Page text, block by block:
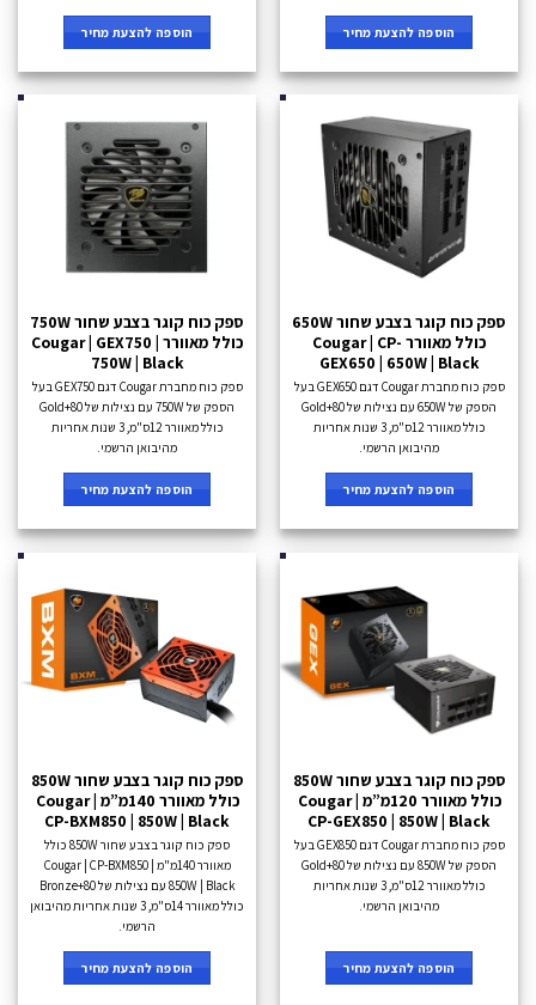
הוספה להצעת מחיר הוספה להצעת מחיר
ספק כוח קוגר בצבע שחור 650W
כולל מאוורר Cougar | CP-
GEX650 | 650W | Black
ספק כוח מחברת Cougar דגם GEX650 בעל
הספק של 650W עם נצילות של 80+Gold
כולל מאוורר 12ס"מ, 3 שנות אחריות
מהיבואן הרשמי.
הוספה להצעת מחיר
ספק כוח קוגר בצבע שחור 750W
כולל מאוורר Cougar | GEX750 |
750W | Black
ספק כוח מחברת Cougar דגם GEX750 בעל
הספק של 750W עם נצילות של 80+Gold
כולל מאוורר 12ס"מ, 3 שנות אחריות
מהיבואן הרשמי.
הוספה להצעת מחיר
ספק כוח קוגר בצבע שחור 850W
כולל מאוורר 120מ”מ Cougar |
CP-GEX850 | 850W | Black
ספק כוח מחברת Cougar דגם GEX850 בעל
הספק של 850W עם נצילות של 80+Gold
כולל מאוורר 12ס"מ, 3 שנות אחריות
מהיבואן הרשמי.
הוספה להצעת מחיר
ספק כוח קוגר בצבע שחור 850W
כולל מאוורר 140מ”מ Cougar |
CP-BXM850 | 850W | Black
ספק כוח קוגר בצבע שחור 850W כולל
מאוורר 140מ"מ Cougar | CP-BXM850 |
850W | Black עם נצילות של 80+Bronze
כולל מאוורר 14ס"מ, 3 שנות אחריות מהיבואן
הרשמי.
הוספה להצעת מחיר